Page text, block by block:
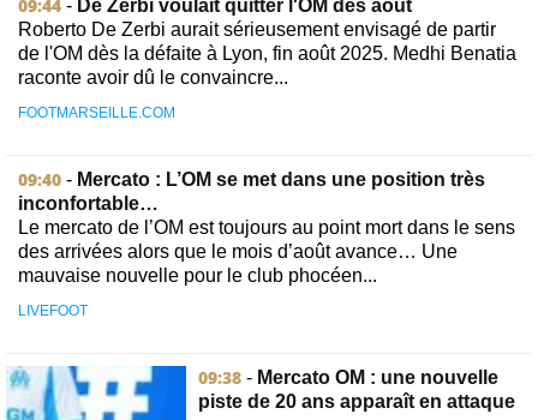
09:44 - De Zerbi voulait quitter l'OM dès août
Roberto De Zerbi aurait sérieusement envisagé de partir
de l'OM dès la défaite à Lyon, fin août 2025. Medhi Benatia
raconte avoir dû le convaincre...
FOOTMARSEILLE.COM
09:40 - Mercato : L’OM se met dans une position très
inconfortable…
Le mercato de l’OM est toujours au point mort dans le sens
des arrivées alors que le mois d’août avance… Une
mauvaise nouvelle pour le club phocéen...
LIVEFOOT
09:38 - Mercato OM : une nouvelle
piste de 20 ans apparaît en attaque